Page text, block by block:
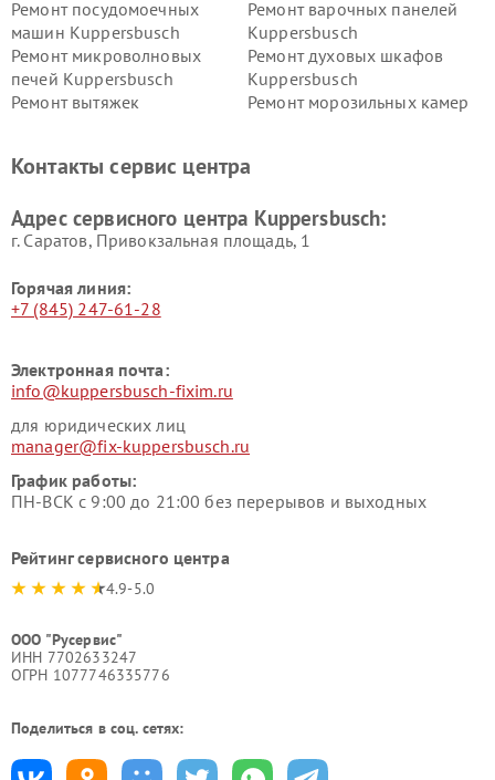
Ремонт посудомоечных
машин Kuppersbusch
Ремонт варочных панелей
Kuppersbusch
Ремонт микроволновых
печей Kuppersbusch
Ремонт духовых шкафов
Kuppersbusch
Ремонт вытяжек
Ремонт морозильных камер
Kuppersbusch
вакуумных упаковщиков
Ремонт сушильных машин Kuppersbusch
Контакты сервис центра
Адрес сервисного центра Kuppersbusch:
г. Саратов, Привокзальная площадь, 1
Горячая линия:
+7 (845) 247-61-28
Электронная почта:
info@kuppersbusch-fixim.ru
для юридических лиц
manager@fix-kuppersbusch.ru
График работы:
ПН-ВСК с 9:00 до 21:00 без перерывов и выходных
Рейтинг сервисного центра
4.9-5.0
ООО "Русервис"
ИНН 7702633247
ОГРН 1077746335776
Поделиться в соц. сетях: